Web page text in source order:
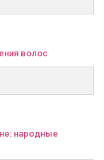
волос
народные